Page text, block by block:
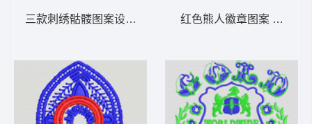
三款刺绣骷髅图案设计 骷髅 红色熊人徽章图案 章仔